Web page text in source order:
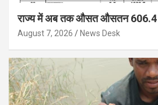
राज्य में अब तक औसत औसतन 606.4
August 7, 2026 News Desk